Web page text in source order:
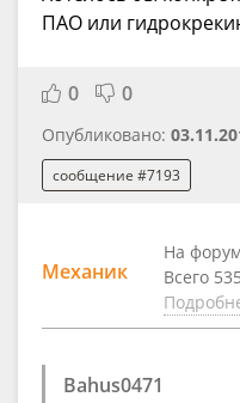
ПАО или
0 0
Опубликовано:
сообщение #7193
Механик
На
Всего
Bahus0471